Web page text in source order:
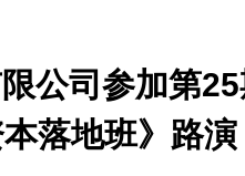
公司参加第
落地班》路演